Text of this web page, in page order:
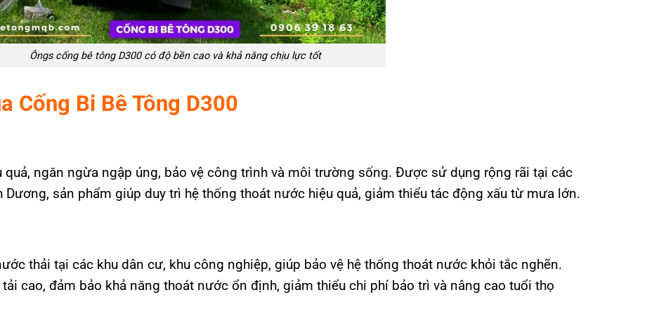
Ôngs cống bê tông D300 có độ bền cao và khả năng chịu lực tốt
Cống Bi Bê Tông D300
ngăn ngừa ngập úng, bảo vệ công trình và môi trường sống. Được sử dụng rộng rãi tại các
sản phẩm giúp duy trì hệ thống thoát nước hiệu quả, giảm thiểu tác động xấu từ mưa lớn.
thải tại các khu dân cư, khu công nghiệp, giúp bảo vệ hệ thống thoát nước khỏi tắc nghẽn.
cao, đảm bảo khả năng thoát nước ổn định, giảm thiểu chi phí bảo trì và nâng cao tuổi thọ